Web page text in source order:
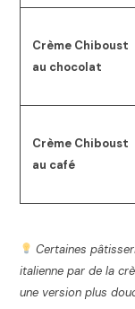
Crème Chiboust
au chocolat
Crème Chiboust
au café
Certaines
italienne par de la
une version plus